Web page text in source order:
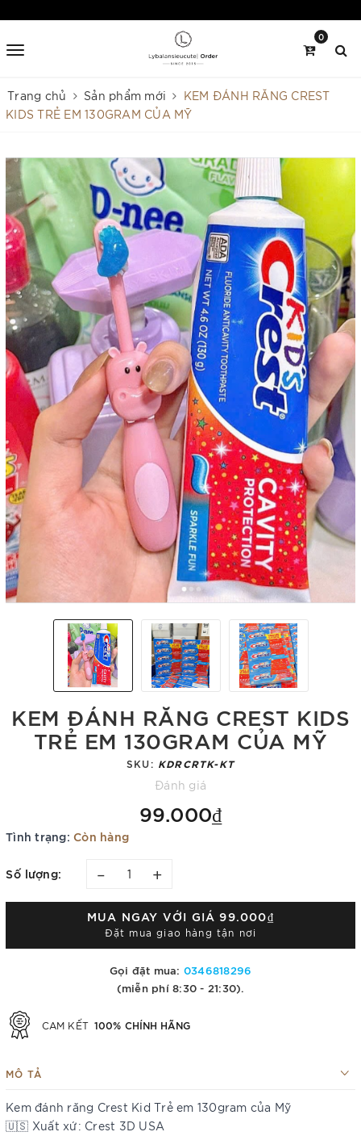
0
Trang chủ Sản phẩm mới
KEM ĐÁNH RĂNG CREST
KIDS TRẺ EM 130GRAM CỦA MỸ
KEM ĐÁNH RĂNG CREST KIDS
TRẺ EM 130GRAM CỦA MỸ
SKU: KDRCRTK-KT
Đánh giá
99.000₫
Tình trạng: Còn hàng
Số lượng: – +
MUA NGAY VỚI GIÁ 99.000₫
Đặt mua giao hàng tận nơi
Gọi đặt mua: 0346818296
(miễn phí 8:30 - 21:30).
CAM KẾT 100% CHÍNH HÃNG
MÔ TẢ
Kem đánh răng Crest Kid Trẻ em 130gram của Mỹ
🇺🇸 Xuất xứ: Crest 3D USA